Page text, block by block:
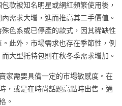
包款被知名明星或網紅頻繁使用後，
需求大增，進而推高其二手價值。
殊色系或已停產的款式，因其稀缺性
此外，市場需求也存在季節性，例
大型托特包則在秋冬季需求增加。
家需要具備一定的市場敏感度。在
，或是在時尚話題高點時出售，通
。